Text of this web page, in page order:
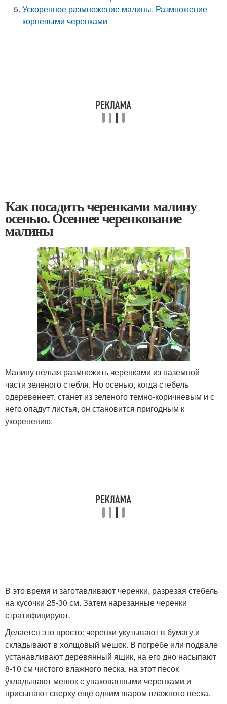
Ускоренное размножение малины. Размножение
корневыми черенками
Как посадить черенками малину
осенью. Осеннее черенкование
малины
Малину нельзя размножить черенками из наземной
части зеленого стебля. Но осенью, когда стебель
одеревенеет, станет из зеленого темно-коричневым и с
него опадут листья, он становится пригодным к
укоренению.
В это время и заготавливают черенки, разрезая стебель
на кусочки 25-30 см. Затем нарезанные черенки
стратифицируют.
Делается это просто: черенки укутывают в бумагу и
складывают в холщовый мешок. В погребе или подвале
устанавливают деревянный ящик, на его дно насыпают
8-10 см чистого влажного песка, на этот песок
укладывают мешок с упакованными черенками и
присыпают сверху еще одним шаром влажного песка.